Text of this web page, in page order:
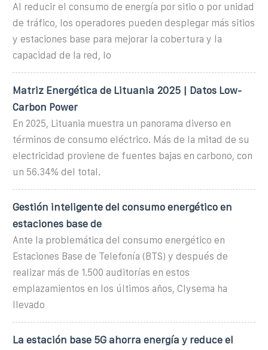
Al reducir el consumo de energía por sitio o por unidad
de tráfico, los operadores pueden desplegar más sitios
y estaciones base para mejorar la cobertura y la
capacidad de la red, lo
Matriz Energética de Lituania 2025 | Datos Low-
Carbon Power
En 2025, Lituania muestra un panorama diverso en
términos de consumo eléctrico. Más de la mitad de su
electricidad proviene de fuentes bajas en carbono, con
un 56.34% del total.
Gestión inteligente del consumo energético en
estaciones base de
Ante la problemática del consumo energético en
Estaciones Base de Telefonía (BTS) y después de
realizar más de 1.500 auditorías en estos
emplazamientos en los últimos años, Clysema ha
llevado
La estación base 5G ahorra energía y reduce el